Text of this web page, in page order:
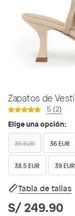
Zapatos de
5 (2)
Elige una opción:
35 EUR 36 EUR
38.5 EUR 39 EUR
Tabla de tallas
S/ 249.90